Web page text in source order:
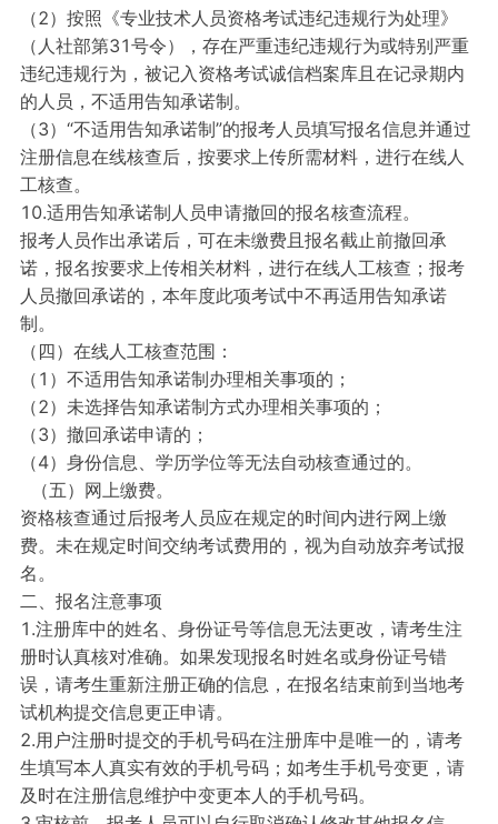
（2）按照《专业技术人员资格考试违纪违规行为处理》
（人社部第31号令），存在严重违纪违规行为或特别严重
违纪违规行为，被记入资格考试诚信档案库且在记录期内
的人员，不适用告知承诺制。
（3）“不适用告知承诺制”的报考人员填写报名信息并通过
注册信息在线核查后，按要求上传所需材料，进行在线人
工核查。
10.适用告知承诺制人员申请撤回的报名核查流程。
报考人员作出承诺后，可在未缴费且报名截止前撤回承
诺，报名按要求上传相关材料，进行在线人工核查；报考
人员撤回承诺的，本年度此项考试中不再适用告知承诺
制。
（四）在线人工核查范围：
（1）不适用告知承诺制办理相关事项的；
（2）未选择告知承诺制方式办理相关事项的；
（3）撤回承诺申请的；
（4）身份信息、学历学位等无法自动核查通过的。
（五）网上缴费。
资格核查通过后报考人员应在规定的时间内进行网上缴
费。未在规定时间交纳考试费用的，视为自动放弃考试报
名。
二、报名注意事项
1.注册库中的姓名、身份证号等信息无法更改，请考生注
册时认真核对准确。如果发现报名时姓名或身份证号错
误，请考生重新注册正确的信息，在报名结束前到当地考
试机构提交信息更正申请。
2.用户注册时提交的手机号码在注册库中是唯一的，请考
生填写本人真实有效的手机号码；如考生手机号变更，请
及时在注册信息维护中变更本人的手机号码。